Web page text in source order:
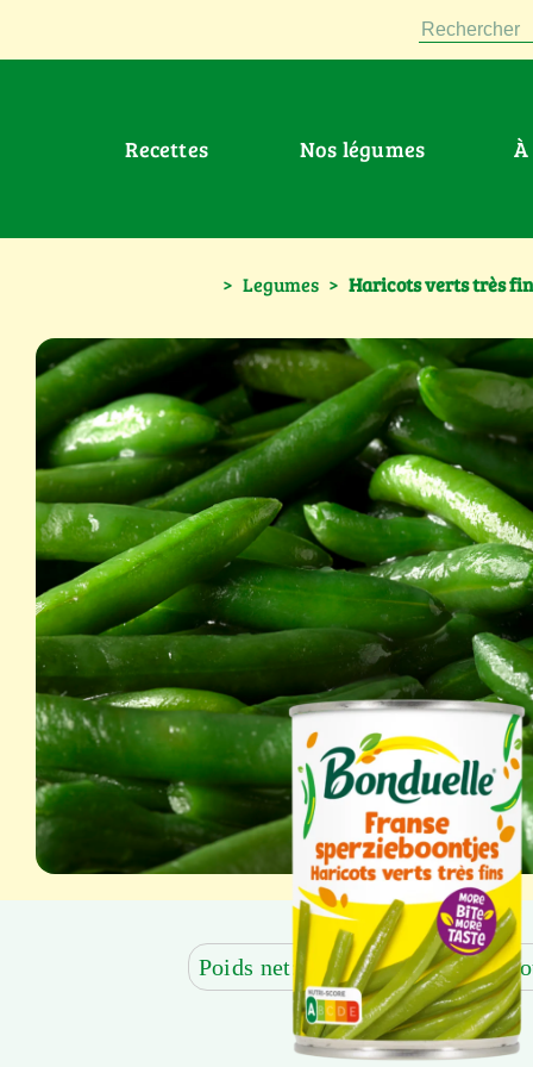
Rechercher
Recettes Nos légumes
> Legumes > Haricots verts très
Poids net: 400 g Poids net